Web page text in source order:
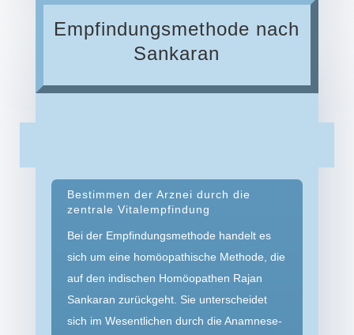
Empfindungsmethode nach
Sankaran
Bestimmen der Arznei durch die
zentrale Vitalempfindung
Bei der Empfindungsmethode handelt es
sich um eine homöopathische Methode, die
auf den indischen Homöopathen Rajan
Sankaran zurückgeht. Sie unterscheidet
sich im Wesentlichen durch die Anamnese­